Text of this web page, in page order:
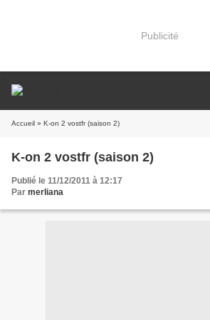
Publicité
Accueil » K-on 2 vostfr (saison 2)
K-on 2 vostfr (saison 2)
Publié le 11/12/2011 à 12:17
Par merliana